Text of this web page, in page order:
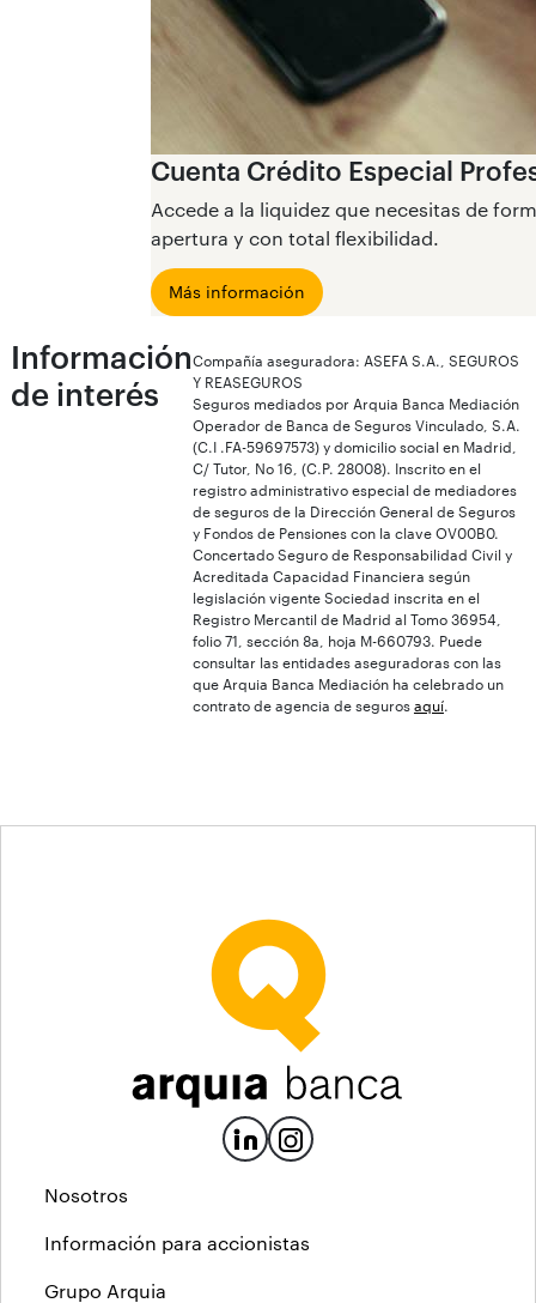
Cuenta Crédito Especial
Accede a la liquidez que necesitas de
apertura y con total flexibilidad.
Más información
Información
de interés
Compañía aseguradora: ASEFA S.A., SEGUROS
Y REASEGUROS
Seguros mediados por Arquia Banca Mediación
Operador de Banca de Seguros Vinculado, S.A.
(C.I .FA-59697573) y domicilio social en Madrid,
C/ Tutor, No 16, (C.P. 28008). Inscrito en el
registro administrativo especial de mediadores
de seguros de la Dirección General de Seguros
y Fondos de Pensiones con la clave OV00B0.
Concertado Seguro de Responsabilidad Civil y
Acreditada Capacidad Financiera según
legislación vigente Sociedad inscrita en el
Registro Mercantil de Madrid al Tomo 36954,
folio 71, sección 8a, hoja M-660793. Puede
consultar las entidades aseguradoras con las
que Arquia Banca Mediación ha celebrado un
contrato de agencia de seguros aquí.
Nosotros
Información para accionistas
Grupo Arquia